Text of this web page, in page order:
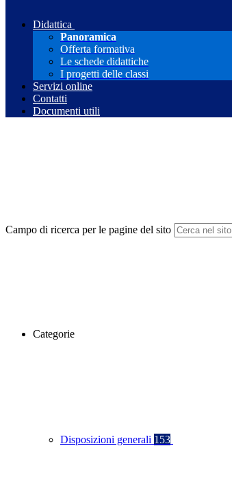
Didattica
Panoramica
Offerta formativa
Le schede didattiche
I progetti delle classi
Servizi online
Contatti
Documenti utili
Campo di ricerca per le pagine del sito
Categorie
Disposizioni generali 153